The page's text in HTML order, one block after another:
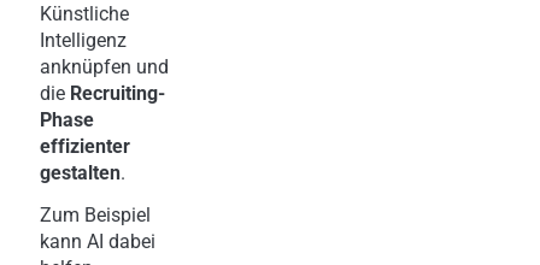
Künstliche
Intelligenz
anknüpfen und
die Recruiting-
Phase
effizienter
gestalten.
Zum Beispiel
kann AI dabei